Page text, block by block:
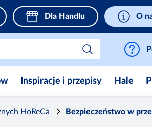
Dla Handlu O
Inspiracje i przepisy Hale
HoReCa Bezpieczeństwo w